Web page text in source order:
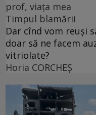
prof, viața mea
Timpul blamării
Dar cînd vom reuși
doar să ne facem
vitriolate?
Horia CORCHEŞ